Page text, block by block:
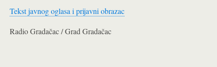
Tekst javnog oglasa i prijavni obrazac
Radio Gradačac / Grad Gradačac